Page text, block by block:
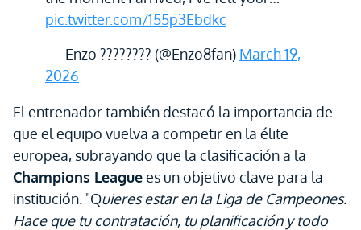
pic.twitter.com/155p3Ebdkc
— Enzo ???????? (@Enzo8fan) March 19,
2026
El entrenador también destacó la importancia de
que el equipo vuelva a competir en la élite
europea, subrayando que la clasificación a la
Champions Leaguees un objetivo clave para la
institución. "Quieres estar en la Liga de Campeones.
Hace que tu contratación, tu planificación y todo